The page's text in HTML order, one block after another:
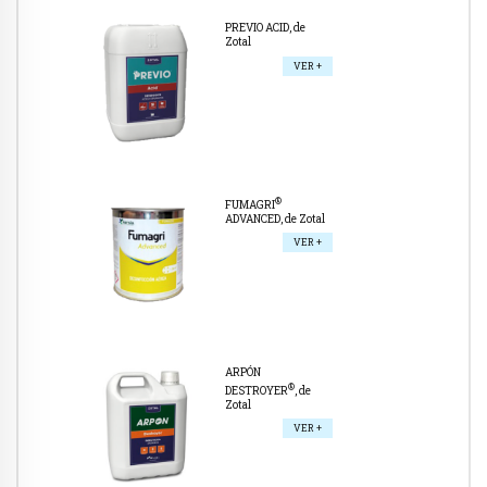
PREVIO ACID, de
Zotal
VER +
FUMAGRI®
ADVANCED, de Zotal
VER +
ARPÓN
DESTROYER®, de
Zotal
VER +